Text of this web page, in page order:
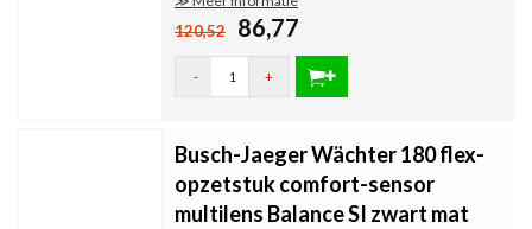
120,52 86,77
- +
Busch-Jaeger Wächter 180 flex-
opzetstuk comfort-sensor
multilens Balance SI zwart mat